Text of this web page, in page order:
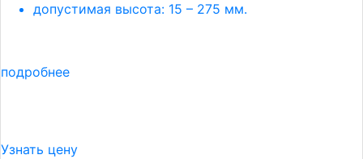
допустимая высота: 15 – 275 мм.
подробнее
Узнать цену